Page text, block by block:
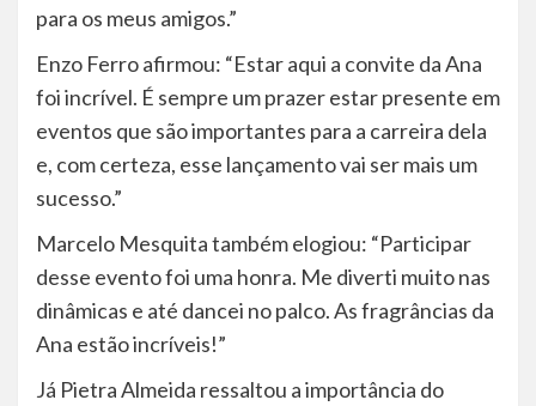
para os meus amigos.”
Enzo Ferro afirmou: “Estar aqui a convite da Ana
foi incrível. É sempre um prazer estar presente em
eventos que são importantes para a carreira dela
e, com certeza, esse lançamento vai ser mais um
sucesso.”
Marcelo Mesquita também elogiou: “Participar
desse evento foi uma honra. Me diverti muito nas
dinâmicas e até dancei no palco. As fragrâncias da
Ana estão incríveis!”
Já Pietra Almeida ressaltou a importância do